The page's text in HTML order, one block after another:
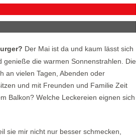
Der Mai ist da und kaum lässt sich
die warmen Sonnenstrahlen. Die
an vielen Tagen, Abenden oder
und mit Freunden und Familie Zeit
Balkon? Welche Leckereien eignen sich
sie mir nicht nur besser schmecken,